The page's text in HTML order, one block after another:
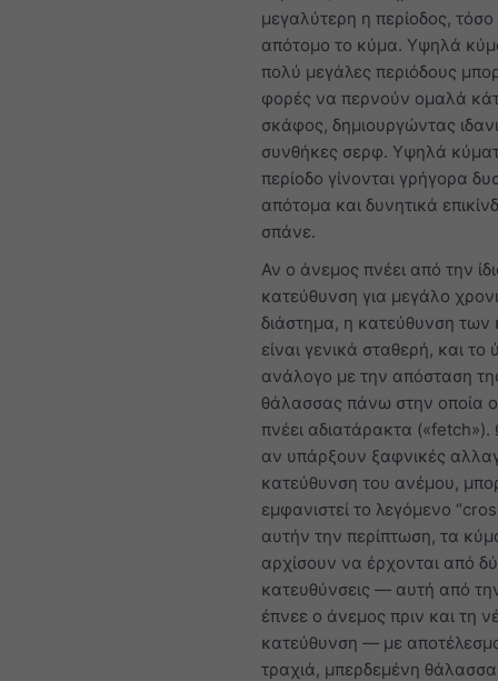
μεγαλύτερη η περίοδος, τόσο
απότομο το κύμα. Υψηλά
πολύ μεγάλες περιόδους
φορές να περνούν ομαλά
σκάφος, δημιουργώντας
συνθήκες σερφ. Υψηλά
περίοδο γίνονται γρήγορα
απότομα και δυνητικά
σπάνε.
Αν ο άνεμος πνέει από την
κατεύθυνση για μεγάλο
διάστημα, η κατεύθυνση
είναι γενικά σταθερή, και το
ανάλογο με την απόσταση
θάλασσας πάνω στην οποία
πνέει αδιατάρακτα («fetch»).
αν υπάρξουν ξαφνικές
κατεύθυνση του ανέμου,
εμφανιστεί το λεγόμενο
αυτήν την περίπτωση, τα
αρχίσουν να έρχονται από
κατευθύνσεις — αυτή από
έπνεε ο άνεμος πριν και τη
κατεύθυνση — με
τραχιά, μπερδεμένη